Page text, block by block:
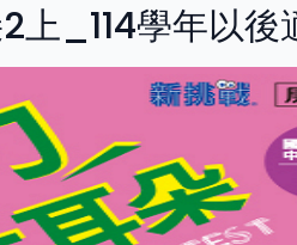
上_114學年以後